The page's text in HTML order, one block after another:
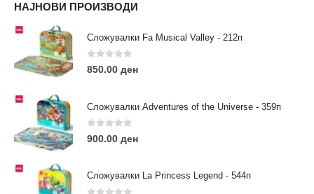
НАЈНОВИ ПРОИЗВОДИ
Сложувалки Fa Musical Valley - 212п
0out of 5
850.00 ден
Сложувалки Adventures of the Universe - 359п
0out of 5
900.00 ден
Сложувалки La Princess Legend - 544п
АДРЕСА:
ул. 3та Македонска Бригада бр.46
ТЕЛЕФОН:
0038977640534
contact@moehobi.mk
РАБОТНО ВРЕМЕ:
Пон - Саб / 09:00 - 21:00